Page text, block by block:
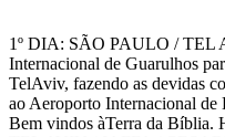
1º DIA: SÃO PAULO / TEL
Internacional de Guarulhos
TelAviv, fazendo as devidas
ao Aeroporto Internacional de
Bem vindos àTerra da Bíblia.